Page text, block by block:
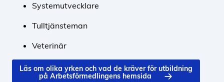
Systemutvecklare
Tulltjänsteman
Veterinär
Läs om olika yrken och vad de kräver för utbildning
på Arbetsförmedlingens hemsida